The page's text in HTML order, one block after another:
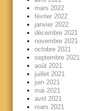
mars 2022
février 2022
janvier 2022
décembre 2021
novembre 2021
octobre 2021
septembre 2021
août 2021
juillet 2021
juin 2021
mai 2021
avril 2021
mars 2021